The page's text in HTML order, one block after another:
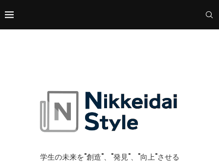
学生の未来を"創造"、"発見"、"向上"させる